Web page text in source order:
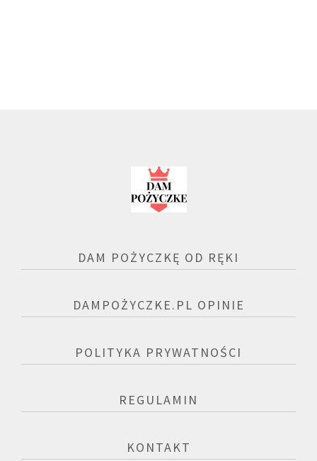
DAM POŻYCZKĘ OD RĘKI
DAMPOŻYCZKE.PL OPINIE
POLITYKA PRYWATNOŚCI
REGULAMIN
KONTAKT